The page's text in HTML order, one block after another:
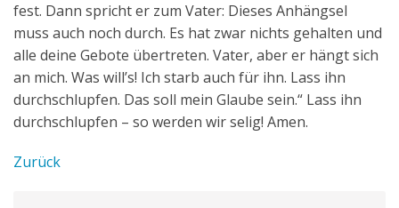
fest. Dann spricht er zum Vater: Dieses Anhängsel
muss auch noch durch. Es hat zwar nichts gehalten und
alle deine Gebote übertreten. Vater, aber er hängt sich
an mich. Was will’s! Ich starb auch für ihn. Lass ihn
durchschlupfen. Das soll mein Glaube sein.“ Lass ihn
durchschlupfen – so werden wir selig! Amen.
Zurück